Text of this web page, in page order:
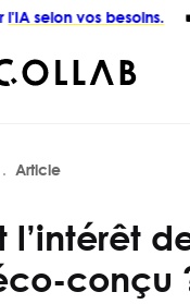
besoins.
Article
l’intérêt
conçu